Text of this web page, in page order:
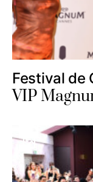
Festival de
VIP